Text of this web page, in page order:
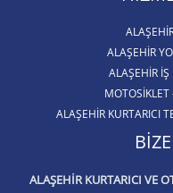
ALAŞEHİR
ALAŞEHIR
MOTOSIKLET
ALAŞEHIR KURTARICI
ALAŞEHIR KURTARICI VE